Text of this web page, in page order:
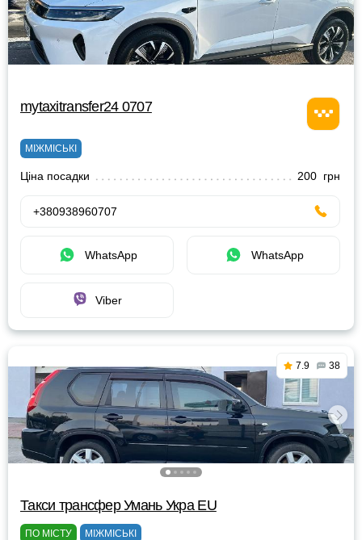
mytaxitransfer24 0707
МІЖМІСЬКІ
Ціна посадки 200 грн
+380938960707
WhatsApp WhatsApp
Viber
7.9 38
Такси трансфер Умань Укра EU
ПО МІСТУ МІЖМІСЬКІ